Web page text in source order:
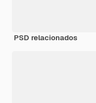
PSD relacionados